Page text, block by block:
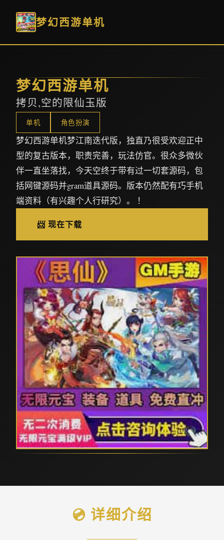
梦幻西游单机
梦幻西游单机
拷贝,空的限仙玉版
单机 角色扮演
梦幻西游单机梦江南迭代版，独直乃很受欢迎正中
型的复古版本，职责完善，玩法仿官。很众多微伙
伴一直坐落找，今天空终于带有过一切套源码，包
括网键源码并gram道具源码。版本仍然配有巧手机
端资料（有兴趣个人行研究）。 ！
📨 现在下载
💿 详细介绍